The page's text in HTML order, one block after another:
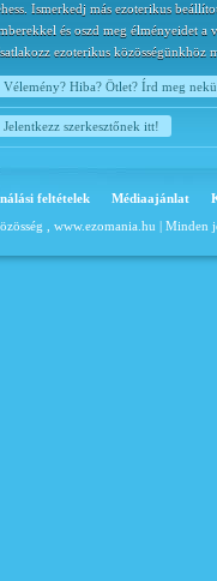
Ismerkedj más ezoterikus
és oszd meg élményeidet a
ezoterikus közösségünkhöz
Vélemény? Hiba? Ötlet? Írd meg
Jelentkezz szerkesztőnek itt!
feltételek Médiaajánlat
, www.ezomania.hu | Minden